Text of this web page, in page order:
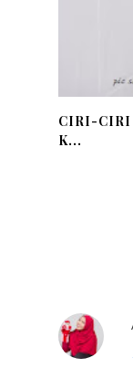
CIRI-CIRI
K...